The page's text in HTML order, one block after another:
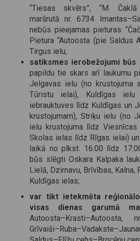
“Tiesas skvērs”, “M.
maršrutā nr. 6734
nebūs pieejamas pieturas
Pietura “Autoosta (pie Saldus
Tirgus ielu;
satiksmes ierobežojumi būs
papildu tie skars arī laukumu
Jelgavas ielu (no krustojuma
Tūristu ielai), Kuldīgas
iebrauktuves līdz Kuldīgas un
krustojumam), Striķu ielu (no
ielu krustojuma līdz
Skolas ielas līdz Rīgas ielai)
laikā no plkst. 16.00 līdz
būs slēgti Oskara Kalpaka
Lielā, Dzirnavu, Brīvības, Kalna,
Kuldīgas ielas;
var tikt ietekmēta
visas dienas garumā